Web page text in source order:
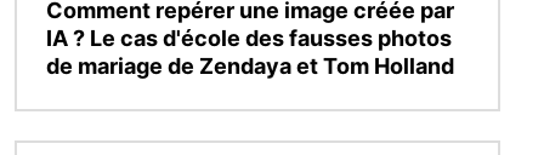
Comment repérer une image créée par
IA ? Le cas d'école des fausses photos
de mariage de Zendaya et Tom Holland